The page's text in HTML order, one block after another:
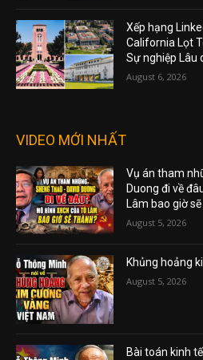
Xếp hạng
California Lọt
Sự nghiệp Lâu
August 6, 2026
VIDEO MỚI NHẤT
Vụ án tham
Duong đi về
Lâm bao giờ
August 5, 2026
Khủng hoảng
August 5, 2026
Bài toán kinh